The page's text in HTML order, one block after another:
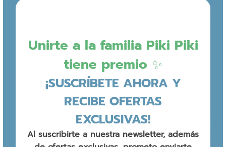
Unirte a la familia Piki Piki
tiene premio ✨
¡SUSCRÍBETE AHORA Y
RECIBE OFERTAS
EXCLUSIVAS!
Al suscribirte a nuestra newsletter, además